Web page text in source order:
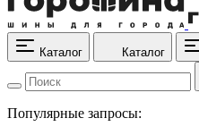
Каталог Каталог
Популярные запросы: